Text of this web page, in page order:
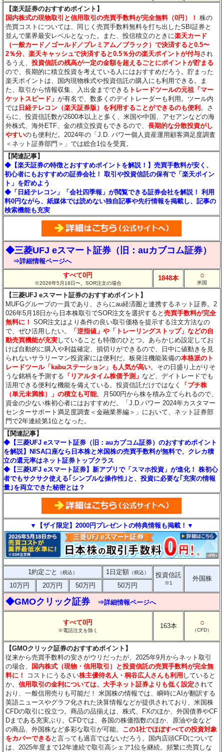
【楽天証券のおすすめポイント】
国内株式の現物取引と信用取引の売買手数料が完全無料（0円）！ 株の
売買コストについては、同じく売買手数料無料を打ち出したSBI証券と
並んで業界最安レベルとなった。また、投信積立のときに楽天カード
（一般カード／ゴールド／プレミアム／ブラック）で決済すると0.5〜
2％分、楽天キャッシュで決済すると0.5％分の楽天ポイントが付与され
るうえ、投資信託の残高が一定の金額を超えるごとにポイントが貯まる
ので、長期的に積立投資を考えている人にはおすすめだろう。貯まった
楽天ポイントは、国内現物株式や投資信託の購入にも利用できる。ま
た、取引から情報収集、入出金までできる トレードツールの元祖「マー
ケットスピード」が有名で、数多くのデイトレーダーも利用。ツール内
では 日経テレコン（楽天証券版）を利用することができるのも便利 。さ
らに、投資信託数が2600本以上と多く、米国や中国、アセアンなどの海
外株式、海外ETF、金の積立投資もできるので、長期的な分散投資がし
やすいのも便利だ。2024年の「J.D. パワー個人資産運用顧客満足度調査
＜ネット証券部門＞」では総合1位を受賞。
【関連記事】
◆【楽天証券の特徴とおすすめポイントを解説！】売買手数料が安く、
初心者にもおすすめの証券会社！ 取引や投資信託の保有で「楽天ポイン
ト」を貯めよう
◆「日経テレコン」「会社四季報」が閲覧できる証券会社を解説！ 利用
料0円ながら、紙媒体では読めない独自記事や先行情報を掲載し、記事の
検索機能も充実
◆三菱UFJ eスマート証券（旧：auカブコム証券）
⇒詳細情報ページへ
すべて0円
※2026年5月18日〜。SOR注文の場合
1848本 ○
米国
【三菱UFJ eスマート証券のおすすめポイント】
MUFGグループの一員であり、さらにau経済圏と連携するネット証券。2
026年5月18日から日本株取引でSOR注文を選択すると売買手数料が完全
無料に！ SOR注文はより条件の良い取引価格を提示する注文方法なの
で、ぜひ活用したい。
「逆指値」や「トレーリングストップ」などの自
動売買機能が充実していることも特徴のひとつ。あらかじめ設定してお
けば自動的に購入や利益確定、損切りができるので、日中に値動きを見
られないサラリーマン投資家には便利だ。板発注機能装備の本格派のト
レードツール「kabuステーション」も人気が高い。その日盛り上がりそ
うな銘柄を予測する 「リアルタイム株価予測」 など、デイトレードでも
活用できる便利な機能を備えている。投資信託だけではなく
「プチ株
（単元未満株）」の積立も可能。月500円から株を積み立てられるので、
資金の少ない株初心者にはおすすめだ。「J.D.パワー 2024年カスタマー
センターサポート満足度調査＜金融業界編＞」において、ネット証券部
門で2年連続第1位となった。
【関連記事】
◆【三菱UFJ eスマート証券（旧：auカブコム証券）のおすすめポイント
を解説】NISA口座なら日本株と米国株の売買手数料が無料で、クレカ積
立の還元率はネット証券トップクラス
◆【三菱UFJ eスマート証券】新アプリで「スマホ投資」が進化！ 株初心
者でもサクサク使える｢シンプルな操作性｣と、投資に必要な｢充実の情報
量｣を両立できた秘密とは？
▼【ザイ限定】2000円プレゼントの特典情報も掲載！▼
1約定ごと （税込） 1日定額 （税込） 投資信託
※1
外国株
10万円
20万円 50万円 50万円
◆GMOクリック証券 ⇒詳細情報ページへ
すべて0円
※電話注文を除く
163本 ○
（CFD）
【GMOクリック証券のおすすめポイント】
従来から売買手数料の安さがウリだったが、2025年9月からネット取引
の場合、
国内株式（現物・信用取引）と投資信託の売買手数料が完全無
料に！
コストにうるさい株主優待名人・桐谷広人さんも利用 していると
か。信用取引の金利については、大手ネット証券よりも低く設定されて
おり、一般信用売りも可能だ！ 米国株の情報では、瞬時にAIが翻訳する
英語ニュースやグラフ化された決算情報などが提供されており、米国株
CFDの取引に役立つ。商品の品揃えは、株式、FXのほか、外国債券やCF
Dまである充実ぶり。CFDでは、各国の株価指数のほか、原油や金など
の商品、外国株など多彩な取引が可能。 この1社でほぼすべての投資対象
をカバーできる と言っても過言ではないだろう。国内店頭CFDについて
は、2025年度まで12年連続で取引高シェア1位を継続。頻繁に売買しな